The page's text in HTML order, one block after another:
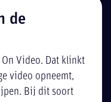
de
On Video. Dat klinkt
video opneemt,
Bij dit soort